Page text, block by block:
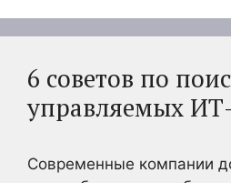
6 советов по
управляемых
Современные компании